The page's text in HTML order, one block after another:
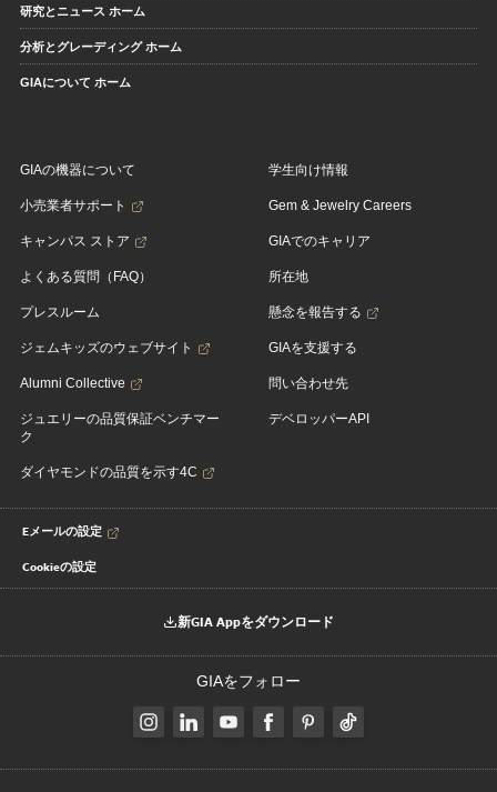
研究とニュース ホーム
分析とグレーディング ホーム
GIAについて ホーム
GIAの機器について
小売業者サポート
キャンパス ストア
よくある質問（FAQ）
プレスルーム
ジェムキッズのウェブサイト
Alumni Collective
ジュエリーの品質保証ベンチマー
ク
ダイヤモンドの品質を示す4C
学生向け情報
Gem & Jewelry Careers
GIAでのキャリア
所在地
懸念を報告する
GIAを支援する
問い合わせ先
デベロッパーAPI
Eメールの設定
Cookieの設定
新GIA Appをダウンロード
GIAをフォロー